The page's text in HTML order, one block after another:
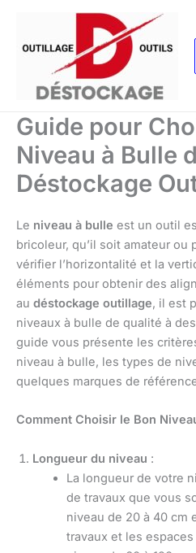
contenu
Guide pour
Niveau à Bulle
Déstockage
Le niveau à bulle est un outil
bricoleur, qu’il soit amateur
vérifier l’horizontalité et la
éléments pour obtenir des
au déstockage outillage, il est
niveaux à bulle de qualité à
guide vous présente les
niveau à bulle, les types de
quelques marques de
Comment Choisir le Bon
Longueur du niveau :
La longueur de votre
de travaux que vous
niveau de 20 à 40 cm
travaux et les